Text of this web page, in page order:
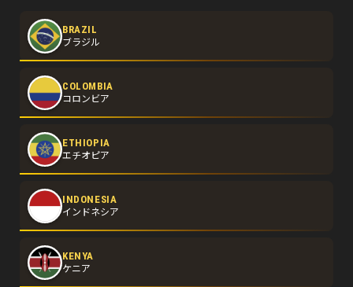
BRAZIL
ブラジル
COLOMBIA
コロンビア
ETHIOPIA
エチオピア
INDONESIA
インドネシア
KENYA
ケニア